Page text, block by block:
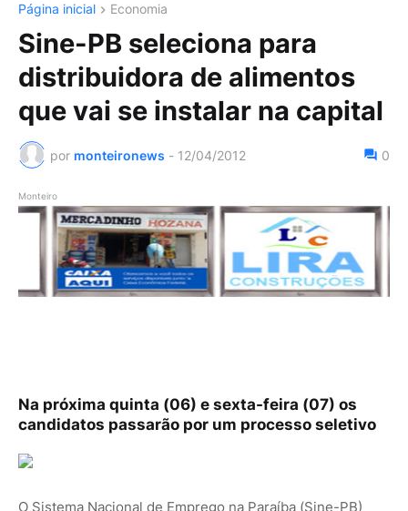
Página inicial Economia
Sine-PB seleciona para
distribuidora de alimentos
que vai se instalar na capital
por monteironews - 12/04/2012 0
Monteiro
Na próxima quinta (06) e sexta-feira (07) os
candidatos passarão por um processo seletivo
O Sistema Nacional de Emprego na Paraíba (Sine-PB)